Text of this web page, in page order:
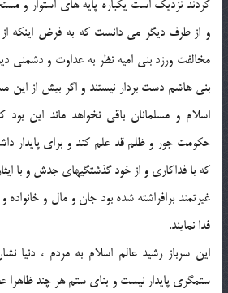
كردند نزديك است يكباره پايه هاى استوار و
و از طرف ديگر مى دانست كه به فرض اينكه از
مخالفت ورزد بنى اميه نظر به عداوت و دشمنى
بنى هاشم دست بردار نيستند و اگر بيش از اين
اسلام و مسلمانان باقى نخواهد ماند اين بود
حكومت جور و ظلم قد علم كند و براى پايدار
كه با فداكارى و از خود گذشتگيهاى جدش و با
غيرتمند برافراشته شده بود جان و مال و خانواده
فدا نمايند.
اين سرباز رشيد عالم اسلام به مردم ، دنيا
ستمگرى پايدار نيست و بناى ستم هر چند ظاهرا